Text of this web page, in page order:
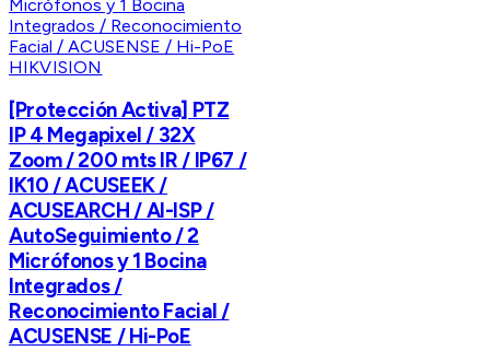
HIKVISION
[Protección Activa] PTZ
IP 4 Megapixel / 32X
Zoom / 200 mts IR / IP67 /
IK10 / ACUSEEK /
ACUSEARCH / AI-ISP /
AutoSeguimiento / 2
Micrófonos y 1 Bocina
Integrados /
Reconocimiento Facial /
ACUSENSE / Hi-PoE